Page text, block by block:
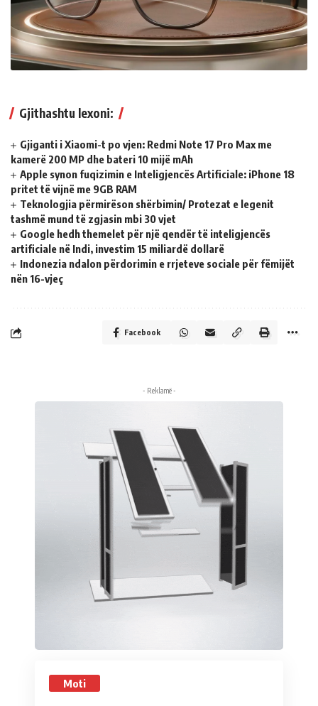
Gjithashtu lexoni:
Gjiganti i Xiaomi-t po vjen: Redmi Note 17 Pro Max me
kamerë 200 MP dhe bateri 10 mijë mAh
Apple synon fuqizimin e Inteligjencës Artificiale: iPhone 18
pritet të vijnë me 9GB RAM
Teknologjia përmirëson shërbimin/ Protezat e legenit
tashmë mund të zgjasin mbi 30 vjet
Google hedh themelet për një qendër të inteligjencës
artificiale në Indi, investim 15 miliardë dollarë
Indonezia ndalon përdorimin e rrjeteve sociale për fëmijët
nën 16-vjeç
Facebook
- Reklamë -
Moti